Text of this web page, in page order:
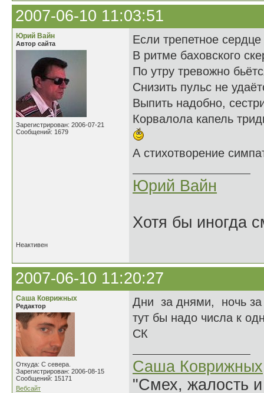
2007-06-10 11:03:51
Юрий Вайн
Автор сайта
Зарегистрирован: 2006-07-21
Сообщений: 1679
Если трепетное сердце
В ритме баховского
По утру тревожно
Снизить пульс не
Выпить надобно,
Корвалола капель
А стихотворение
Юрий Вайн
Хотя бы иногда
Неактивен
2007-06-10 11:20:27
Саша Коврижных
Редактор
Откуда: С севера.
Зарегистрирован: 2006-08-15
Сообщений: 15171
Вебсайт
Дни за днями, ночь за
тут бы надо числа к
СК
Саша Коврижных
"Смех, жалость